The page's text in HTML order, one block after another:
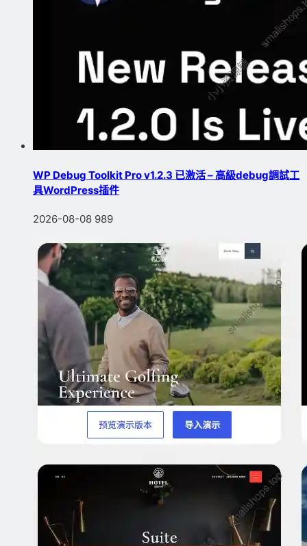
WP Debug Toolkit Pro v1.2.3 已激活 – 高級debug調試工
具WordPress插件
2026-08-08 989